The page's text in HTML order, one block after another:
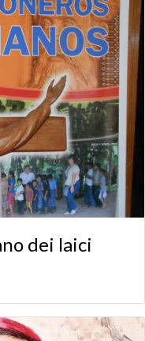
dei laici